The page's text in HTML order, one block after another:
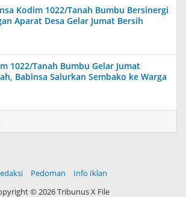
Kodim 1022/Tanah Bumbu Bersinergi
Aparat Desa Gelar Jumat Bersih
1022/Tanah Bumbu Gelar Jumat
Babinsa Salurkan Sembako ke Warga
Pedoman
Info Iklan
©2026 Tribunus X File